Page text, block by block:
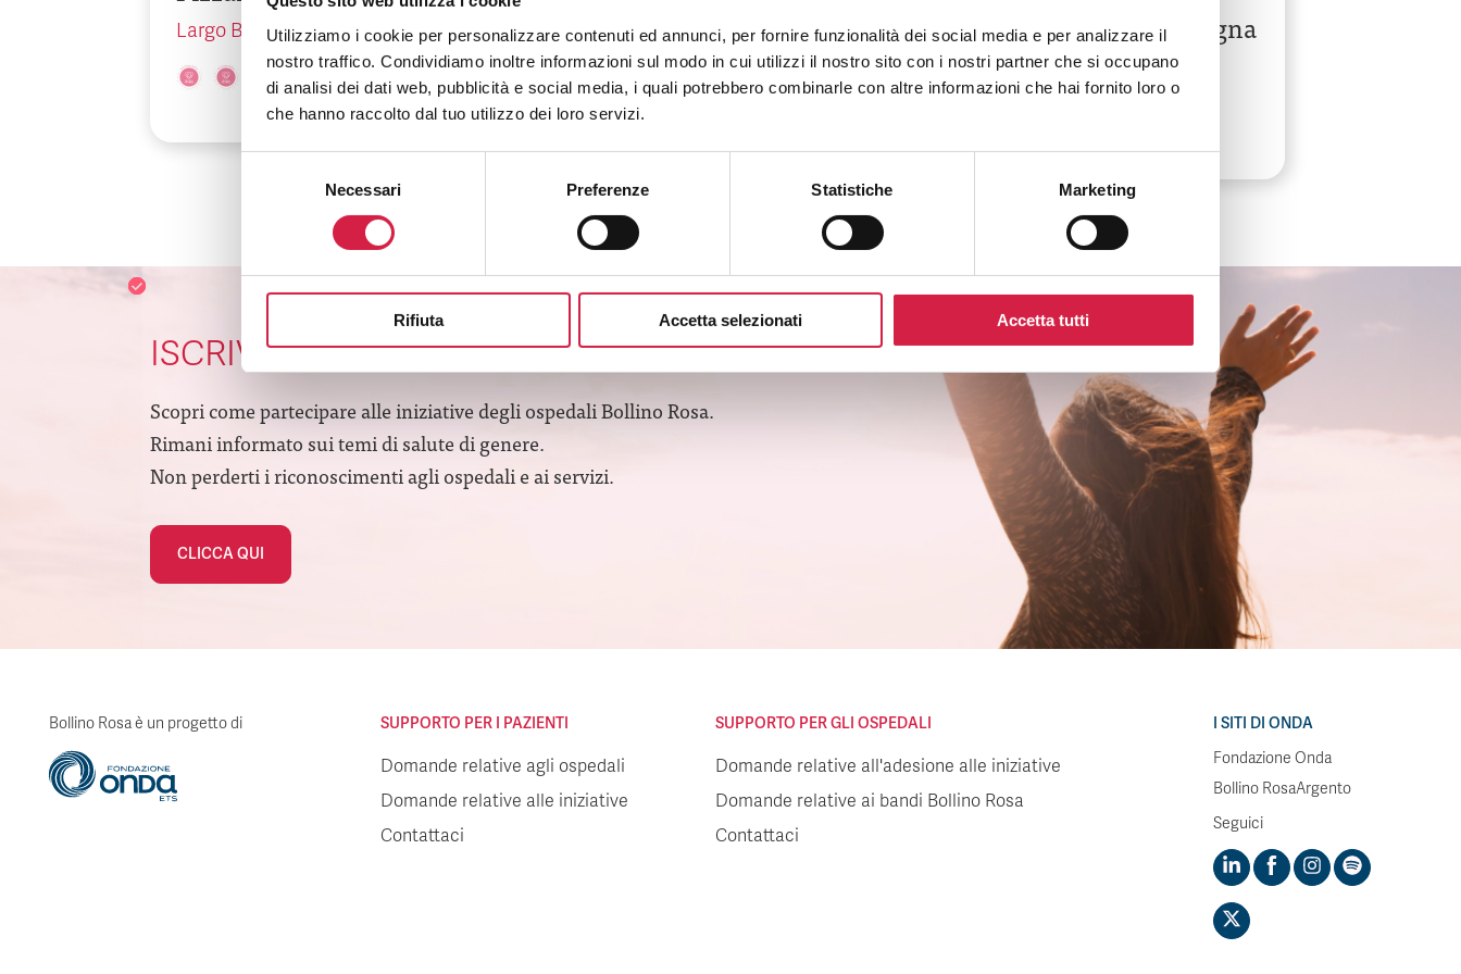
Utilizziamo i cookie per personalizzare contenuti ed annunci, per fornire funzionalità dei social media e per analizzare il
nostro traffico. Condividiamo inoltre informazioni sul modo in cui utilizzi il nostro sito con i nostri partner che si occupano
di analisi dei dati web, pubblicità e social media, i quali potrebbero combinarle con altre informazioni che hai fornito loro o
che hanno raccolto dal tuo utilizzo dei loro servizi.
Necessari Preferenze Statistiche Marketing
Rifiuta Accetta selezionati Accetta tutti
Largo Bartolo Nigrisoli, 2 Via Montericco 4
Universitaria di Bologna
Via Pietro Albertoni, 15
ISCRIVITI ALLA NEWSLETTER
Scopri come partecipare alle iniziative degli ospedali Bollino Rosa.
Rimani informato sui temi di salute di genere.
Non perderti i riconoscimenti agli ospedali e ai servizi.
CLICCA QUI
Bollino Rosa è un progetto di SUPPORTO PER I PAZIENTI
Domande relative agli ospedali
Domande relative alle iniziative
Contattaci
SUPPORTO PER GLI OSPEDALI
Domande relative all'adesione alle iniziative
Domande relative ai bandi Bollino Rosa
Contattaci
I SITI DI ONDA
Fondazione Onda
Bollino RosaArgento
Seguici